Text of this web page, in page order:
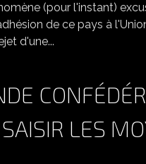
(pour l'instant)
de ce pays à
d'une...
LES